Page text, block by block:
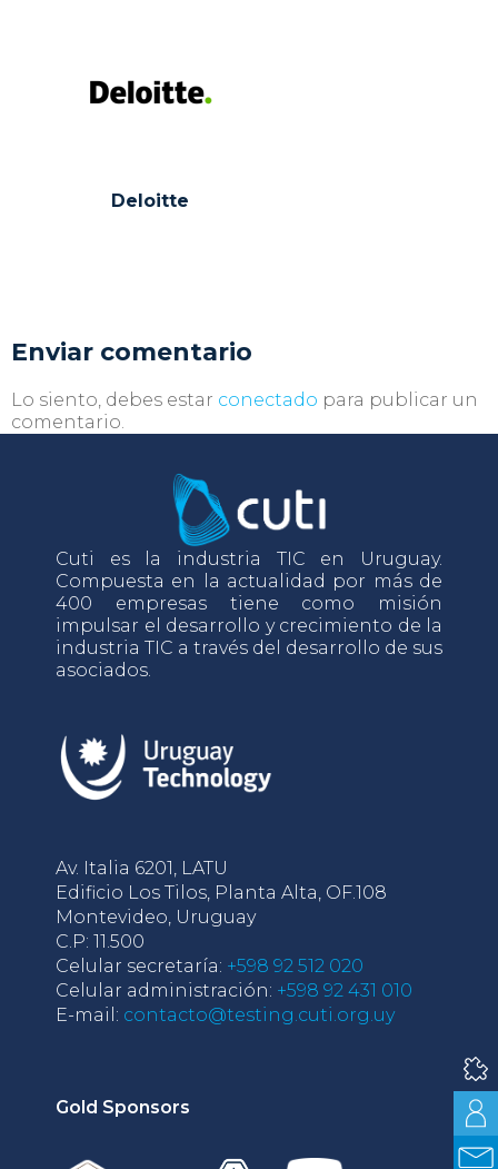
Deloitte
Enviar comentario
Lo siento, debes estar conectado para publicar un
comentario.
Cuti es la industria TIC en Uruguay.
Compuesta en la actualidad por más de
400 empresas tiene como misión
impulsar el desarrollo y crecimiento de la
industria TIC a través del desarrollo de sus
asociados.
Av. Italia 6201, LATU
Edificio Los Tilos, Planta Alta, OF.108
Montevideo, Uruguay
C.P: 11.500
Celular secretaría: +598 92 512 020
Celular administración: +598 92 431 010
E-mail: contacto@testing.cuti.org.uy
Gold Sponsors